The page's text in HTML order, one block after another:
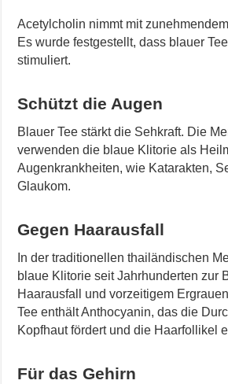
Acetylcholin nimmt mit
Es wurde festgestellt, dass blauer
stimuliert.
Schützt die Augen
Blauer Tee stärkt die Sehkraft. Die
verwenden die blaue Klitorie als
Augenkrankheiten, wie Katarakten,
Glaukom.
Gegen Haarausfall
In der traditionellen thailändischen
blaue Klitorie seit Jahrhunderten zur
Haarausfall und vorzeitigem
Tee enthält Anthocyanin, das die
Kopfhaut fördert und die Haarfollikel
Für das Gehirn